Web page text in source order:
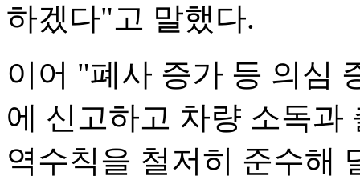
하겠다"고 말했다.
이어 "폐사 증가 등 의심
에 신고하고 차량 소독과
역수칙을 철저히 준수해